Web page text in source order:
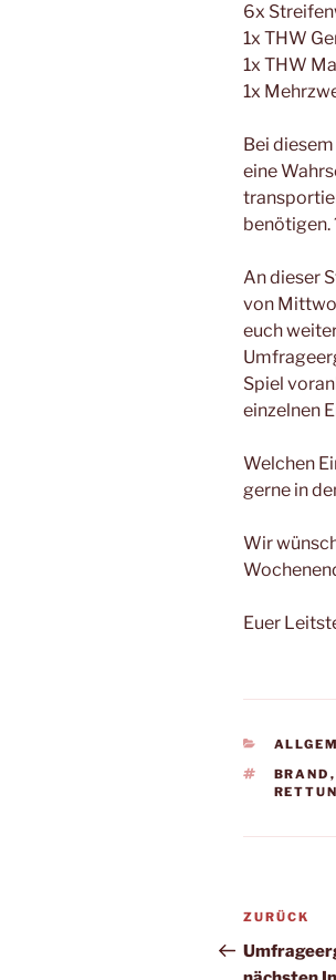
6x
1x THW
1x THW
1x
Bei
eine
benötigen.
An dieser
von
euch
Spiel
einzelnen
Welchen
gerne in
Wir
Euer
BRAND ,
Vorheriger
Beitrag
ZURÜCK